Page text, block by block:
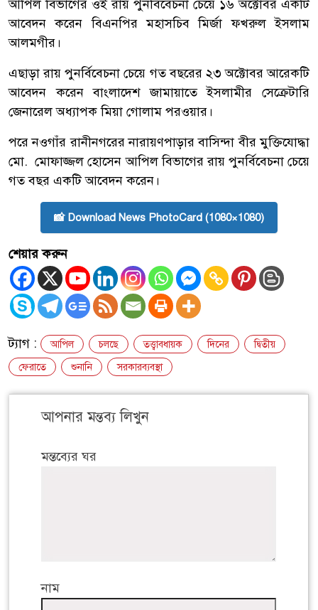
আপিল বিভাগের ওই রায় পুনর্বিবেচনা চেয়ে ১৬ অক্টোবর একটি
আবেদন করেন বিএনপির মহাসচিব মির্জা ফখরুল ইসলাম
আলমগীর।
এছাড়া রায় পুনর্বিবেচনা চেয়ে গত বছরের ২৩ অক্টোবর আরেকটি
আবেদন করেন বাংলাদেশ জামায়াতে ইসলামীর সেক্রেটারি
জেনারেল অধ্যাপক মিয়া গোলাম পরওয়ার।
পরে নওগাঁর রানীনগরের নারায়ণপাড়ার বাসিন্দা বীর মুক্তিযোদ্ধা
মো. মোফাজ্জল হোসেন আপিল বিভাগের রায় পুনর্বিবেচনা চেয়ে
গত বছর একটি আবেদন করেন।
📸 Download News PhotoCard (1080×1080)
শেয়ার করুন
ট্যাগ : আপিল চলছে তত্ত্বাবধায়ক দিনের
দ্বিতীয়
ফেরাতে
শুনানি সরকারব্যবস্থা
আপনার মন্তব্য লিখুন
মন্তব্যের ঘর
নাম